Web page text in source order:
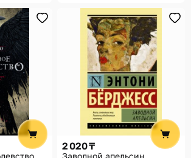
2 020 ₸
Заводной апельсин